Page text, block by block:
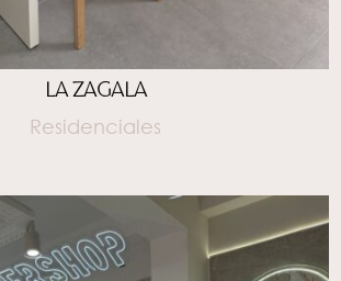
LA ZAGALA
Residenciales